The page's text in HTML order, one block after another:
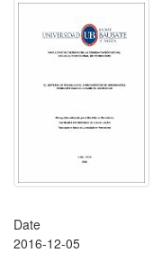
Date
2016-12-05